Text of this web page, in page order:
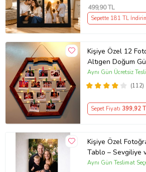
499,90 TL
Sepette 181 TL
Kişiye Özel 12
Altıgen Doğum
Ahşap Fotoğraf
(112)
Aynı Gün Ücretsiz
Sepet Fiyatı 399,92
Kişiye Özel
Tablo – Sevgiliye
Hediye
Aynı Gün Teslimat